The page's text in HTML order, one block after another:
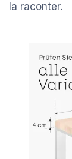
la raconter.